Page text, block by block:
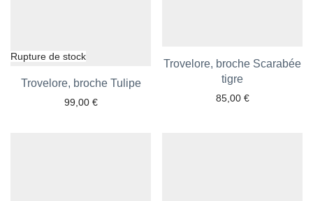
Trovelore, broche Tulipe
99,00 €
Ajouter aux favoris
Trovelore, broche Scarabée
tigre
85,00 €
Ajouter aux favoris